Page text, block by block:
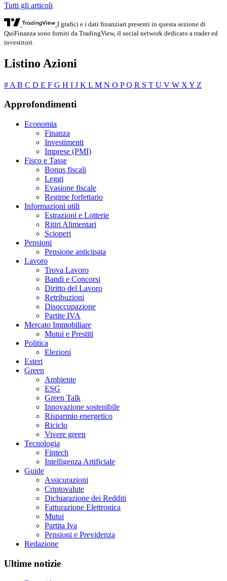
Tutti gli articoli
I grafici e i dati finanziari presenti in questa sezione di
QuiFinanza sono forniti da TradingView, il social network dedicato a trader ed
investitori.
Listino Azioni
# A B C D E F G H I J K L M N O PQ R S T U V W X Y Z
Approfondimenti
Economia
Finanza
Investimenti
Imprese (PMI)
Fisco e Tasse
Bonus fiscali
Leggi
Evasione fiscale
Regime forfettario
Informazioni utili
Estrazioni e Lotterie
Ritiri Alimentari
Scioperi
Pensioni
Pensione anticipata
Lavoro
Trova Lavoro
Bandi e Concorsi
Diritto del Lavoro
Retribuzioni
Disoccupazione
Partite IVA
Mercato Immobiliare
Mutui e Prestiti
Politica
Elezioni
Esteri
Green
Ambiente
ESG
Green Talk
Innovazione sostenibile
Risparmio energetico
Riciclo
Vivere green
Tecnologia
Fintech
Intelligenza Artificiale
Guide
Assicurazioni
Criptovalute
Dichiarazione dei Redditi
Fatturazione Elettronica
Mutui
Partita Iva
Pensioni e Previdenza
Redazione
Ultime notizie